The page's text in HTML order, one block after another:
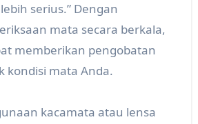
serius.” Dengan
mata secara berkala,
memberikan pengobatan
kondisi mata Anda.
kacamata atau lensa